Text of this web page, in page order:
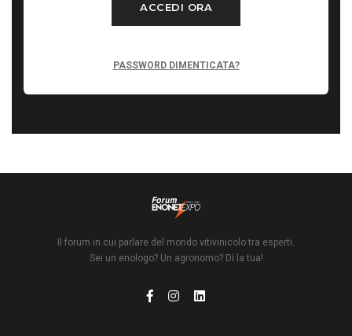
ACCEDI ORA
PASSWORD DIMENTICATA?
Il forum in cui parlare del mondo vitivinicolo tra esperti.
Sei un enologo? Un agronomo? Dì la tua!